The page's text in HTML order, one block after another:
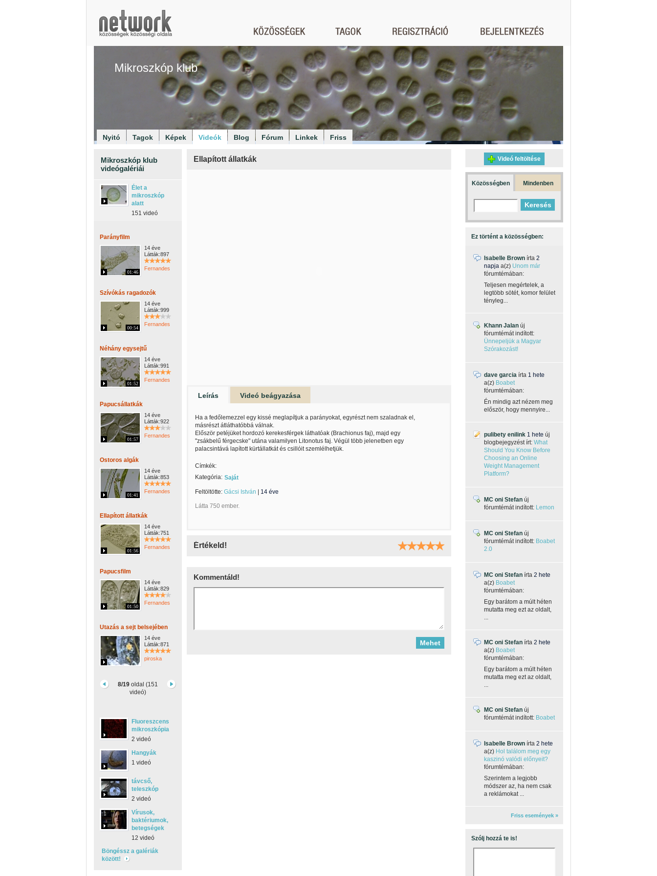
Mikroszkóp klub
Nyitó Tagok Képek Videók Blog Fórum Linkek Friss
Mikroszkóp klub
videógalériái
Élet a
mikroszkóp
alatt
151 videó
Parányfilm
01:46
14 éve
Látták:897
Fernandes
Szívókás ragadozók
00:54
14 éve
Látták:999
Fernandes
Néhány egysejtű
01:52
14 éve
Látták:991
Fernandes
Papucsállatkák
01:57
14 éve
Látták:922
Fernandes
Ostoros algák
01:41
14 éve
Látták:853
Fernandes
Ellapított állatkák
01:56
14 éve
Látták:751
Fernandes
Papucsfilm
01:50
14 éve
Látták:829
Fernandes
Utazás a sejt belsejében
14 éve
Látták:871
piroska
8/19 oldal (151
videó)
Fluoreszcens
mikroszkópia
2 videó
Hangyák
1 videó
távcső,
teleszkóp
2 videó
Vírusok,
baktériumok,
betegségek
12 videó
Böngéssz a galériák
között!
Ellapított állatkák
Leírás Videó beágyazása
Ha a fedőlemezzel egy kissé meglapítjuk a parányokat, egyrészt nem szaladnak el,
másrészt átláthatóbbá válnak.
Először petéjüket hordozó kerekesférgek láthatóak (Brachionus faj), majd egy
"zsákbelű férgecske" utána valamilyen Litonotus faj. Végül több jelenetben egy
palacsintává lapított kürtállatkát és csillóit szemlélhetjük.
Címkék:
Kategória: Saját
Feltöltötte: Gácsi István 14 éve
Látta 750 ember.
Értékeld!
Kommentáld!
Videó feltöltése
Közösségben Mindenben
Ez történt a közösségben:
Isabelle Brown írta 2
napja a(z) Unom már
fórumtémában:
Teljesen megértelek, a
legtöbb sötét, komor felület
tényleg...
Khann Jalan új
fórumtémát indított:
Ünnepeljük a Magyar
Szórakozást!
dave garcia írta 1 hete
a(z) Boabet
fórumtémában:
Én mindig azt nézem meg
először, hogy mennyire...
pulibety enilink 1 hete új
blogbejegyzést írt: What
Should You Know Before
Choosing an Online
Weight Management
Platform?
MC oni Stefan új
fórumtémát indított: Lemon
MC oni Stefan új
fórumtémát indított: Boabet
2.0
MC oni Stefan írta 2 hete
a(z) Boabet
fórumtémában:
Egy barátom a múlt héten
mutatta meg ezt az oldalt,
...
MC oni Stefan írta 2 hete
a(z) Boabet
fórumtémában:
Egy barátom a múlt héten
mutatta meg ezt az oldalt,
...
MC oni Stefan új
fórumtémát indított: Boabet
Isabelle Brown írta 2 hete
a(z) Hol találom meg egy
kaszinó valódi előnyeit?
fórumtémában:
Szerintem a legjobb
módszer az, ha nem csak
a reklámokat ...
Friss események »
Szólj hozzá te is!